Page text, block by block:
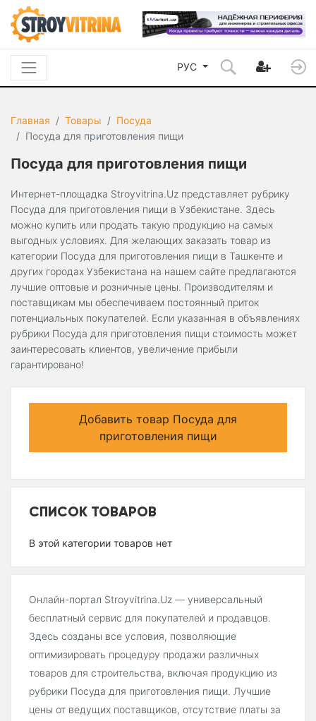
РУС
Главная Товары
Посуда
Посуда для приготовления пищи
Посуда для приготовления пищи
Интернет-площадка Stroyvitrina.Uz представляет рубрику
Посуда для приготовления пищи в Узбекистане. Здесь
можно купить или продать такую продукцию на самых
выгодных условиях. Для желающих заказать товар из
категории Посуда для приготовления пищи в Ташкенте и
других городах Узбекистана на нашем сайте предлагаются
лучшие оптовые и розничные цены. Производителям и
поставщикам мы обеспечиваем постоянный приток
потенциальных покупателей. Если указанная в объявлениях
рубрики Посуда для приготовления пищи стоимость может
заинтересовать клиентов, увеличение прибыли
гарантировано!
Добавить товар Посуда для
приготовления пищи
СПИСОК ТОВАРОВ
В этой категории товаров нет
Онлайн-портал Stroyvitrina.Uz — универсальный
бесплатный сервис для покупателей и продавцов.
Здесь созданы все условия, позволяющие
оптимизировать процедуру продажи различных
товаров для строительства, включая продукцию из
рубрики Посуда для приготовления пищи. Лучшие
цены от ведущих поставщиков, отсутствие платы за